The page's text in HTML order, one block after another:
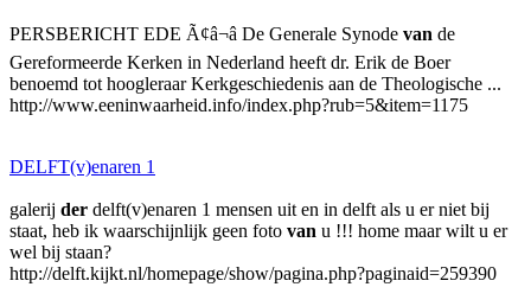
PERSBERICHT EDE Ã¢â¬â De Generale Synode van de
Gereformeerde Kerken in Nederland heeft dr. Erik de Boer
benoemd tot hoogleraar Kerkgeschiedenis aan de Theologische ...
http://www.eeninwaarheid.info/index.php?rub=5&item=1175
DELFT(v)enaren 1
galerij der delft(v)enaren 1 mensen uit en in delft als u er niet bij
staat, heb ik waarschijnlijk geen foto van u !!! home maar wilt u er
wel bij staan?
http://delft.kijkt.nl/homepage/show/pagina.php?paginaid=259390